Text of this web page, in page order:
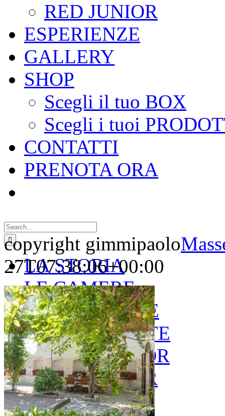
RED JUNIOR
ESPERIENZE
GALLERY
SHOP
Scegli il tuo BOX
Scegli i tuoi
CONTATTI
PRENOTA ORA
for:
LA STORIA
LE CAMERE
GOLD SUITE
GREEN SUITE
BLUE JUNIOR
RED JUNIOR
ESPERIENZE
copyright gimmipaolo
27T07:38:06+00:00